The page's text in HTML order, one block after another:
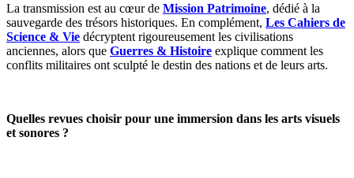
La transmission est au cœur de Mission Patrimoine, dédié à la
sauvegarde des trésors historiques. En complément, Les Cahiers de
Science & Vie décryptent rigoureusement les civilisations
anciennes, alors que Guerres & Histoire explique comment les
conflits militaires ont sculpté le destin des nations et de leurs arts.
Quelles revues choisir pour une immersion dans les arts visuels
et sonores ?